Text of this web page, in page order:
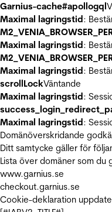
Garnius-cache#apollogql
Maximal lagringstid:
Maximal lagringstid:
Maximal lagringstid:
scrollLockVäntande
Maximal lagringstid:
Maximal lagringstid:
Domänöverskridande
Ditt samtycke gäller för
Lista över domäner som du
www.garnius.se
checkout.garnius.se
Cookie-deklaration